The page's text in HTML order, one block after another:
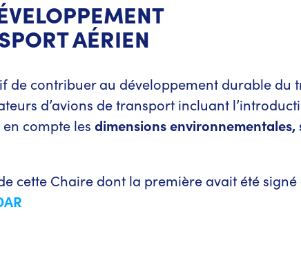
AÉRIEN
de contribuer au développement durable
d’avions de transport incluant
compte les dimensions
cette Chaire dont la première avait été signé